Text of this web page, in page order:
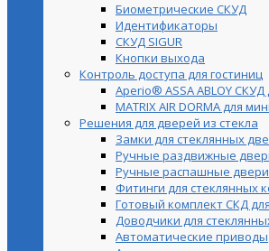
Биометрические СКУД
Идентификаторы
СКУД SIGUR
Кнопки выхода
Контроль доступа для гостиниц
Aperio® ASSA ABLOY
MATRIX AIR DORMA для
Решения для дверей из стекла
Замки для стеклянных
Ручные раздвижные
Ручные распашные двери
Фитинги для стеклянных
Готовый комплект СКД
Доводчики для
Автоматические приводы